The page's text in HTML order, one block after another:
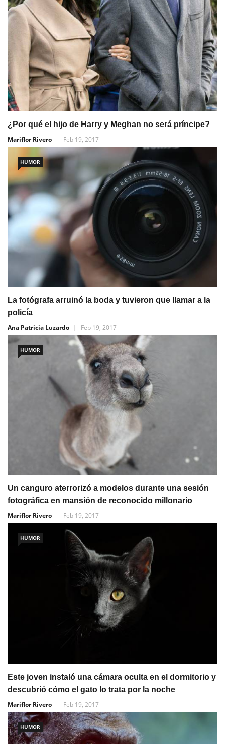
¿Por qué el hijo de Harry y Meghan no será príncipe?
Mariflor Rivero
Feb 19, 2017
HUMOR
La fotógrafa arruinó la boda y tuvieron que llamar a la
policía
Ana Patricia Luzardo
Feb 19, 2017
HUMOR
Un canguro aterrorizó a modelos durante una sesión
fotográfica en mansión de reconocido millonario
Mariflor Rivero
Feb 19, 2017
HUMOR
Este joven instaló una cámara oculta en el dormitorio y
descubrió cómo el gato lo trata por la noche
Mariflor Rivero
Feb 19, 2017
HUMOR